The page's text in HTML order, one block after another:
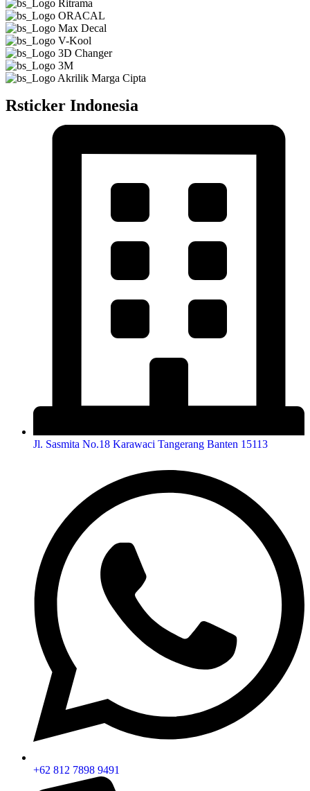
Rsticker Indonesia
Jl. Sasmita No.18 Karawaci Tangerang Banten 15113
+62 812 7898 9491